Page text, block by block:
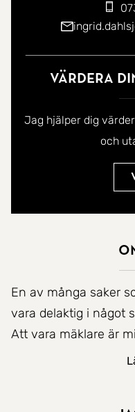
Värdera
Jag hjälper dig
och
En av många saker
vara delaktig i något
Att vara mäklare är
nyckeln till